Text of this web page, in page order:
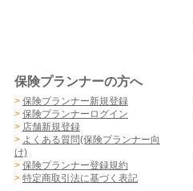
保険プランナーの方へ
> 保険プランナー新規登録
> 保険プランナーログイン
> 店舗新規登録
> よくある質問(保険プランナー向
け)
> 保険プランナー登録規約
> 特定商取引法に基づく表記